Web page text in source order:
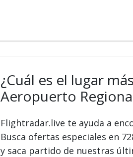
¿Cuál es el lugar
Aeropuerto
Flightradar.live te ayuda a
Busca ofertas especiales en
y saca partido de nuestras